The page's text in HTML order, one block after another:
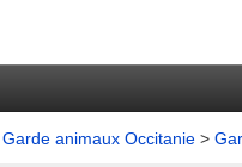
Garde animaux Occitanie >